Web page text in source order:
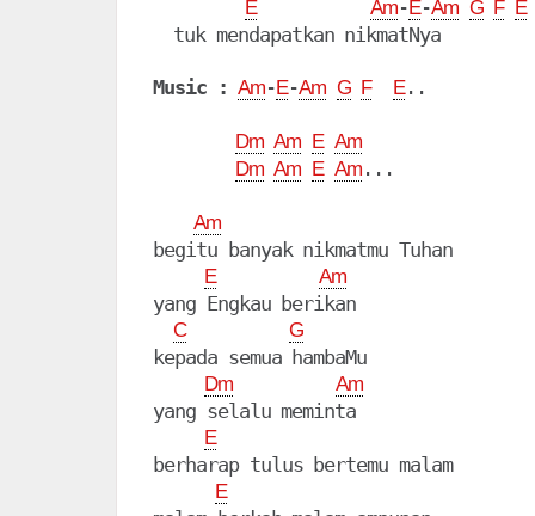
E Am- E-Am G F E
  tuk mendapatkan nikmatNya
Music : Am-E-Am G F E..
Dm Am E Am
Dm Am E Am...
Am
begitu banyak nikmatmu Tuhan
E Am
yang Engkau berikan
C G
kepada semua hambaMu
Dm Am
yang selalu meminta
E
berharap tulus bertemu malam
E